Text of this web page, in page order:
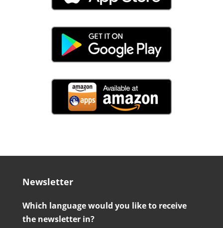
Newsletter
Which language would you like to receive
the newsletter in?